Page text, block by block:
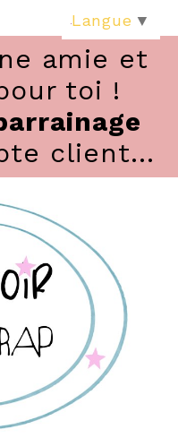
amie et
toi !
client...
Langue ▼